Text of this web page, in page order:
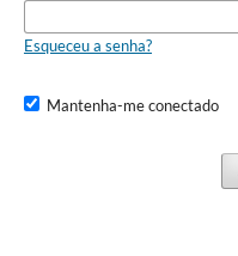
Esqueceu a senha?
Mantenha-me conectado